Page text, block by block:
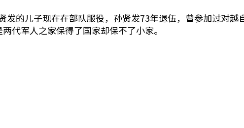
发的儿子现在在部队服役，孙贤发73年退伍，曾参加过对
代军人之家保得了国家却保不了小家。